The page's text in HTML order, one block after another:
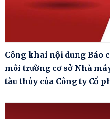
Công khai nội dung Báo
môi trường cơ sở Nhà
tàu thủy của Công ty Cổ